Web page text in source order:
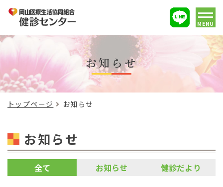
MENU
お知らせ
トップページ お知らせ
お知らせ
全て お知らせ 健診だより